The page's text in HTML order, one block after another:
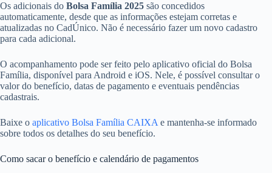
Os adicionais do Bolsa Família 2025 são concedidos
automaticamente, desde que as informações estejam corretas e
atualizadas no CadÚnico. Não é necessário fazer um novo cadastro
para cada adicional.
O acompanhamento pode ser feito pelo aplicativo oficial do Bolsa
Família, disponível para Android e iOS. Nele, é possível consultar o
valor do benefício, datas de pagamento e eventuais pendências
cadastrais.
Baixe o aplicativo Bolsa Família CAIXA e mantenha-se informado
sobre todos os detalhes do seu benefício.
Como sacar o benefício e calendário de pagamentos